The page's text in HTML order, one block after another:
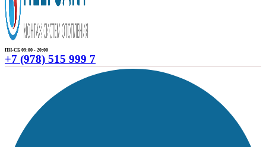
ПН-СБ 09:00 - 20:00
+7 (978) 515 999 7